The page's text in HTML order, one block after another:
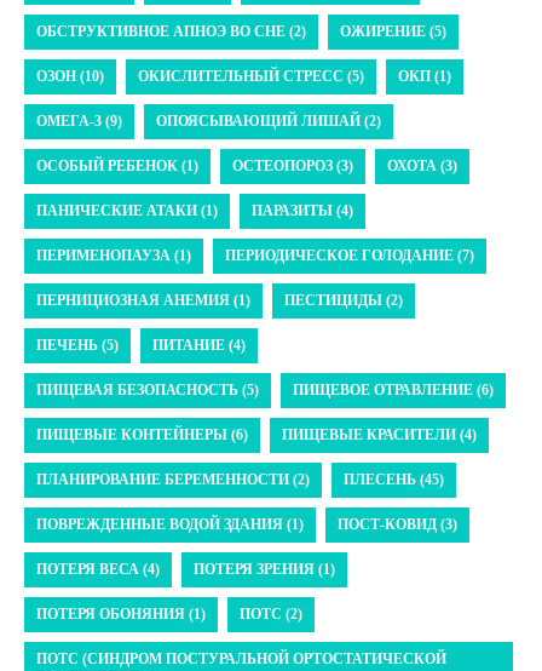
ОБСТРУКТИВНОЕ АПНОЭ ВО СНЕ (2) ОЖИРЕНИЕ (5)
ОЗОН (10) ОКИСЛИТЕЛЬНЫЙ СТРЕСС (5) ОКП (1)
ОМЕГА-3 (9) ОПОЯСЫВАЮЩИЙ ЛИШАЙ (2)
ОСОБЫЙ РЕБЕНОК (1) ОСТЕОПОРОЗ (3) ОХОТА (3)
ПАНИЧЕСКИЕ АТАКИ (1) ПАРАЗИТЫ (4)
ПЕРИМЕНОПАУЗА (1) ПЕРИОДИЧЕСКОЕ ГОЛОДАНИЕ (7)
ПЕРНИЦИОЗНАЯ АНЕМИЯ (1) ПЕСТИЦИДЫ (2)
ПЕЧЕНЬ (5) ПИТАНИЕ (4)
ПИЩЕВАЯ БЕЗОПАСНОСТЬ (5) ПИЩЕВОЕ ОТРАВЛЕНИЕ (6)
ПИЩЕВЫЕ КОНТЕЙНЕРЫ (6) ПИЩЕВЫЕ КРАСИТЕЛИ (4)
ПЛАНИРОВАНИЕ БЕРЕМЕННОСТИ (2) ПЛЕСЕНЬ (45)
ПОВРЕЖДЕННЫЕ ВОДОЙ ЗДАНИЯ (1) ПОСТ-КОВИД (3)
ПОТЕРЯ ВЕСА (4) ПОТЕРЯ ЗРЕНИЯ (1)
ПОТЕРЯ ОБОНЯНИЯ (1) ПОТС (2)
ПОТС (СИНДРОМ ПОСТУРАЛЬНОЙ ОРТОСТАТИЧЕСКОЙ